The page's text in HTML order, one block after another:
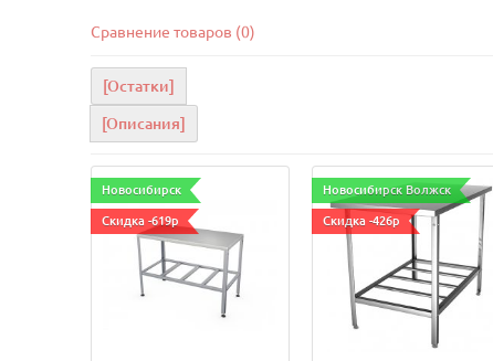
Сравнение товаров (0)
[Остатки]
[Описания]
Новосибирск
Скидка -619р
Новосибирск Волжск
Скидка -426р